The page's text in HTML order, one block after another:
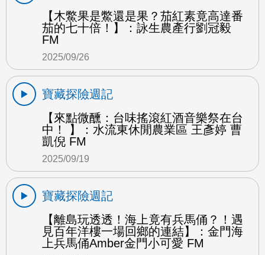
【木鱉果是鱉還是果？茄紅素竟高達番
茄的七十倍！】：詠生農產行劉冠毅
FM
2025/09/26
寶藏探險週記
【來點微醺：台味搖滾紅酒音樂祭在台
中！ 】：水流東休閒農業區 王彥婷 曹
凱倪 FM
2025/09/19
寶藏探險週記
【離島玩透透！海上竟有兵馬俑？！遇
見百年洋樓一場回鄉的連結】：金門海
上兵馬俑Amber金門小可愛 FM